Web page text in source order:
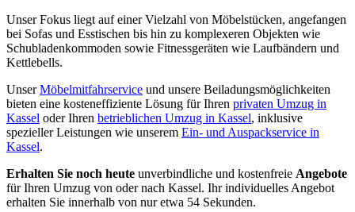
Unser Fokus liegt auf einer Vielzahl von Möbelstücken, angefangen
bei Sofas und Esstischen bis hin zu komplexeren Objekten wie
Schubladenkommoden sowie Fitnessgeräten wie Laufbändern und
Kettlebells.
UnserMöbelmitfahrservice und unsere Beiladungsmöglichkeiten
bieten eine kosteneffiziente Lösung für Ihren privaten Umzug in
Kassel oder Ihren betrieblichen Umzug in Kassel, inklusive
spezieller Leistungen wie unserem Ein- und Auspackservice in
Kassel.
Erhalten Sie noch heute unverbindliche und kostenfreie Angebote
für Ihren Umzug von oder nach Kassel. Ihr individuelles Angebot
erhalten Sie innerhalb von nur etwa 54 Sekunden.